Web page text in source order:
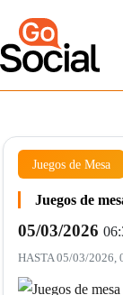
contenido
Juegos de Mesa
Juegos de
05/03/2026
HASTA05/03/2026,